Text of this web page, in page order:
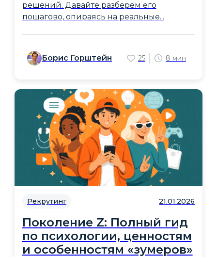
решений. Давайте разберем его
пошагово, опираясь на реальные...
Борис Горштейн 25 8 мин
Рекрутинг 21.01.2026
Поколение Z: Полный гид
по психологии, ценностям
и особенностям «зумеров»